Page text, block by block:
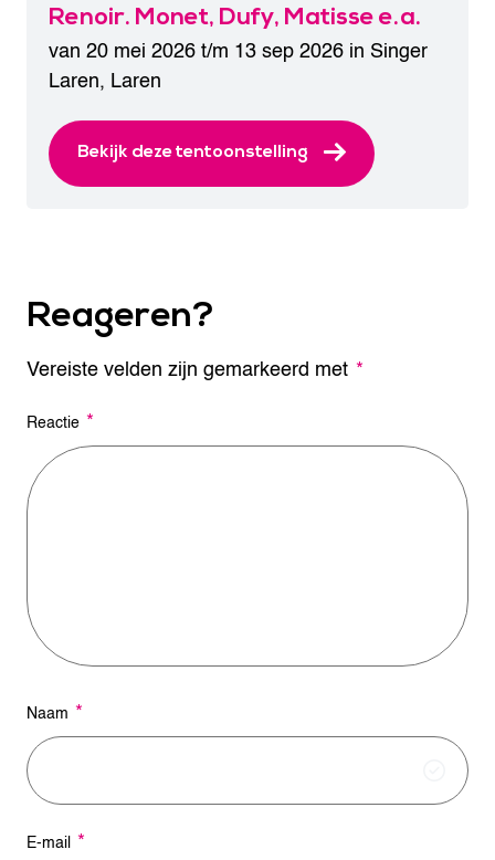
Renoir. Monet, Dufy, Matisse e.a.
van 20 mei 2026 t/m 13 sep 2026 in Singer
Laren, Laren
Bekijk deze tentoonstelling
Reageren?
Vereiste velden zijn gemarkeerd met *
Reactie *
Naam *
E-mail *
A
t
e
n
a
e
: